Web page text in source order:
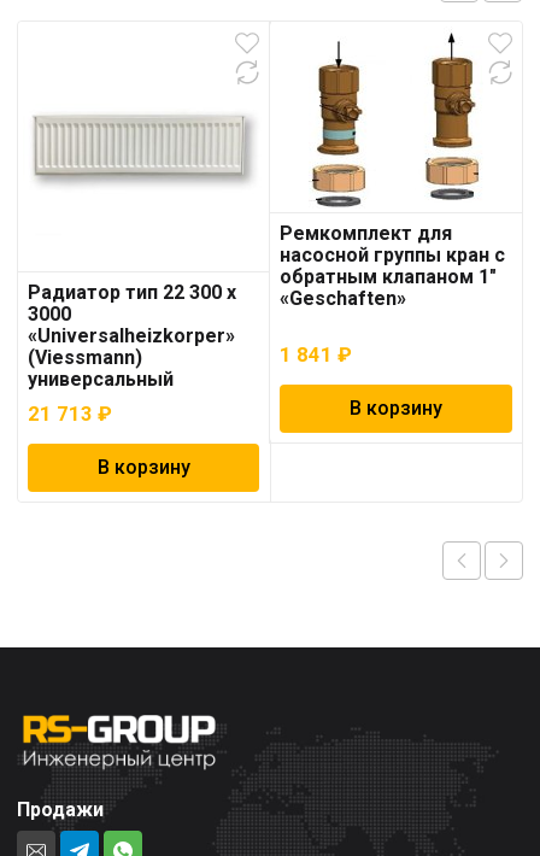
Радиатор тип 22 300 x
3000
«Universalheizkorper»
(Viessmann)
универсальный
21 713 ₽
В корзину
Ремкомплект для
насосной группы кран с
обратным клапаном 1″
«Geschaften»
1 841₽
В корзину
Продажи